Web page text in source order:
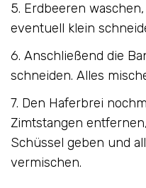
5. Erdbeeren
eventuell klein
6. Anschließend die
schneiden. Alles
7. Den Haferbrei
Zimtstangen
Schüssel geben und
vermischen.